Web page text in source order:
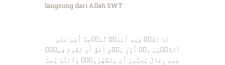
langsung dari Allah SWT :
لَا تَقُمۡ فِيهِ أَبَدٗاۚ لَّمَسۡجِدٌ أُسِّسَ عَلَى
ٱلتَّقۡوَىٰ مِنۡ أَوَّلِ يَوۡمٍ أَحَقُّ أَن تَقُومَ فِيهِۚ
فِيهِ رِجَالٞ يُحِبُّونَ أَن يَتَطَهَّرُواْۚ وَٱللَّهُ يُحِبُّ